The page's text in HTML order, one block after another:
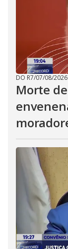
DO R7/07/08/2026
Morte